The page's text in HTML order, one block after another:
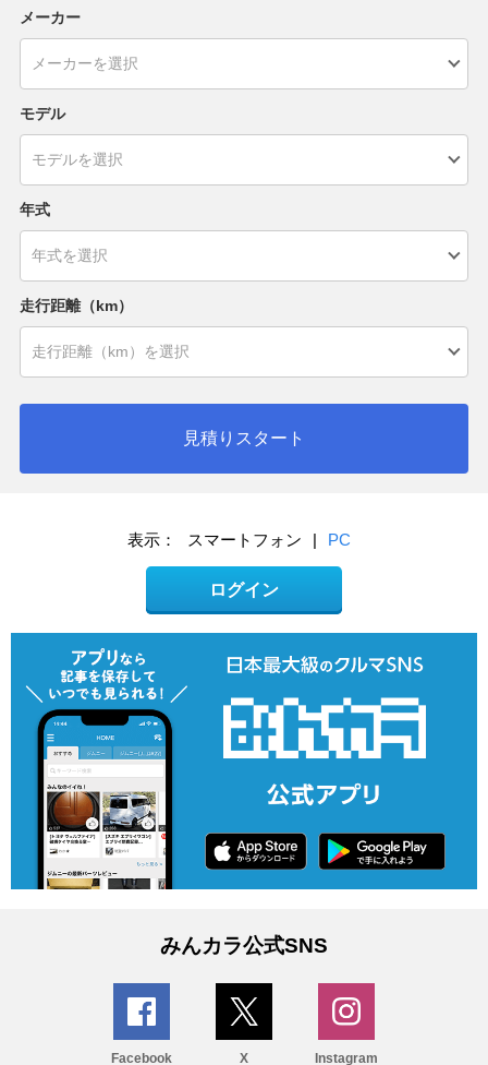
メーカー
モデル
年式
走行距離（km）
見積りスタート
表示： スマートフォン | PC
ログイン
みんカラ公式SNS
Facebook X Instagram